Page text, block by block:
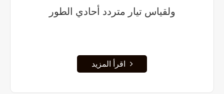
ولقياس تيار متردد أحادي الطور